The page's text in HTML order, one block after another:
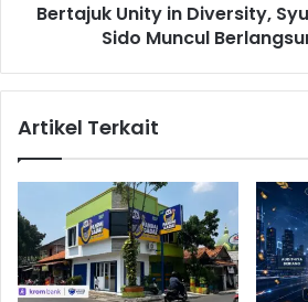
u
U
M
K
M
n
e
r
s
i
Bertajuk Unity in Diversity,
Sido Muncul
Artikel Terkait